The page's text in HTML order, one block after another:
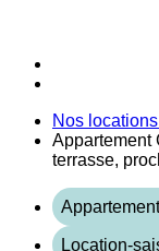
Nos
Appartement
terrasse,
Appartement
Location-